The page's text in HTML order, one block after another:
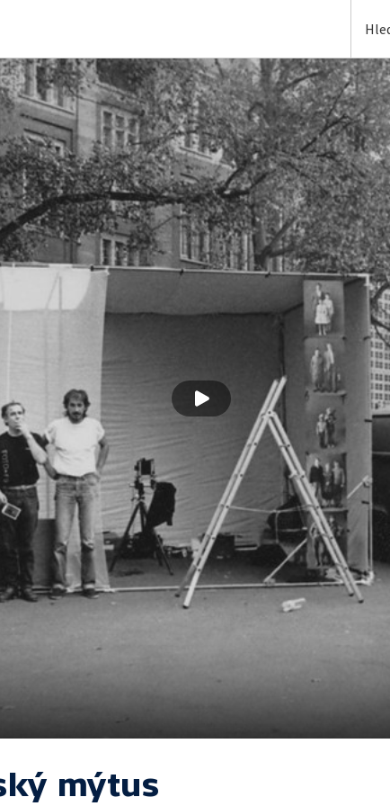
mýtus